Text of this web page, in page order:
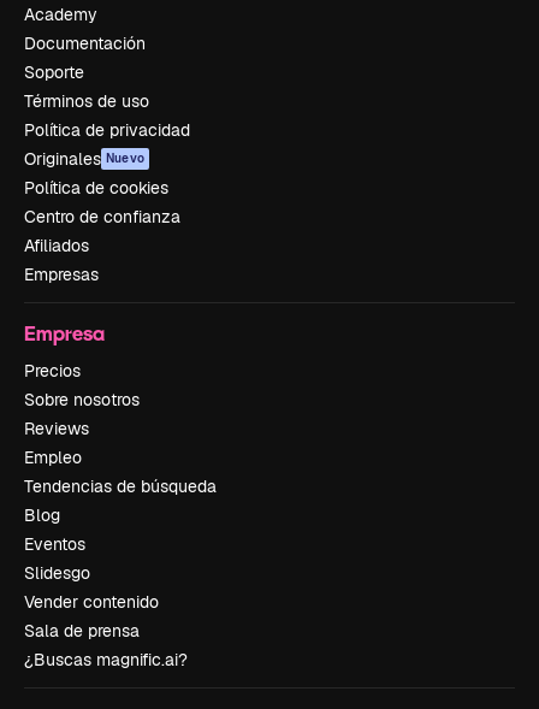
Academy
Documentación
Soporte
Términos de uso
Política de privacidad
Originales Nuevo
Política de cookies
Centro de confianza
Afiliados
Empresas
Empresa
Precios
Sobre nosotros
Reviews
Empleo
Tendencias de búsqueda
Blog
Eventos
Slidesgo
Vender contenido
Sala de prensa
¿Buscas magnific.ai?